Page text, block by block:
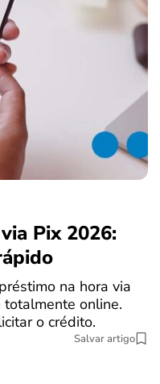
Pix 2026:
na hora via
totalmente online.
o crédito.
Salvar artigo